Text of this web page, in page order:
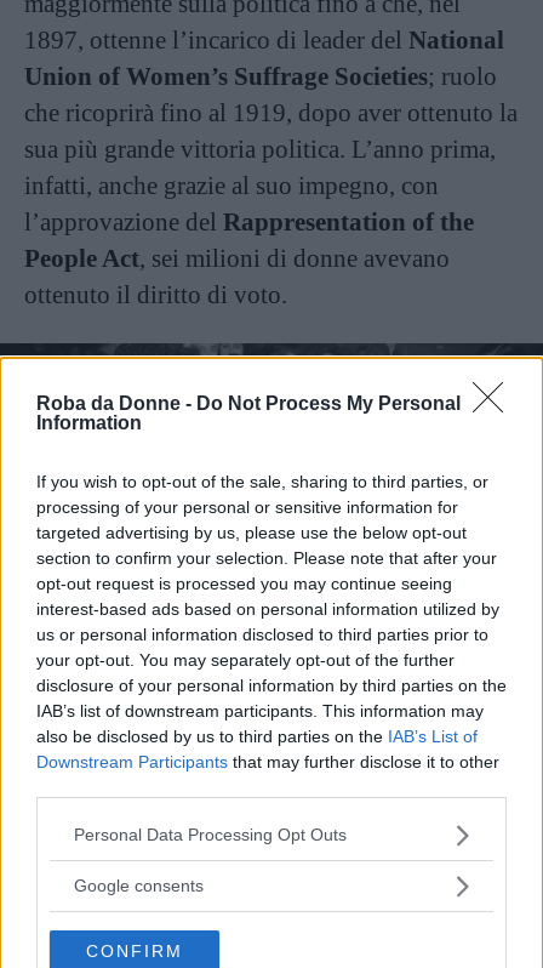
Roba da Donne - Do Not Process My Personal
Information
If you wish to opt-out of the sale, sharing to third parties, or
processing of your personal or sensitive information for
targeted advertising by us, please use the below opt-out
section to confirm your selection. Please note that after your
opt-out request is processed you may continue seeing
interest-based ads based on personal information utilized by
us or personal information disclosed to third parties prior to
your opt-out. You may separately opt-out of the further
disclosure of your personal information by third parties on the
IAB’s list of downstream participants. This information may
also be disclosed by us to third parties on the IAB’s List of
Downstream Participants that may further disclose it to other
Please note that this website/app uses one or more Google
not limited to your visit or usage behaviour. You may click to
use your data for below specified purposes in below Google
consent section.
Personal Data Processing Opt Outs
Google consents
CONFIRM
1897, ottenne l’incarico di leader del National
Union of Women’s Suffrage Societies; ruolo
che ricoprirà fino al 1919, dopo aver ottenuto la
sua più grande vittoria politica. L’anno prima,
infatti, anche grazie al suo impegno, con
l’approvazione del Rappresentation of the
People Act, sei milioni di donne avevano
ottenuto il diritto di voto.
Vi Raccomandiamo...
Le donne al voto: la storia della
conquista del suffragio universale
femminile
In occasione dellaguerra in Sudafrica, nel
1901, venne inviata come leader della
commissione delle donne per interessarsi alle
condizioni dei campi di concentramento in cui
erano stati internate le famiglie dei soldati
boeri; nessuna donna inglese aveva mai